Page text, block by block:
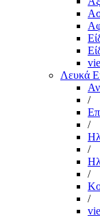
Λευκά
/
/
/
/
/